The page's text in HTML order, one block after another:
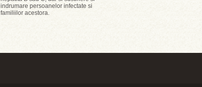
indrumare persoanelor infectate si
familiilor acestora.